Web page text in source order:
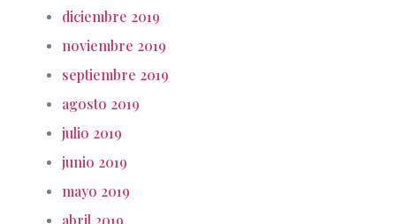
diciembre 2019
noviembre 2019
septiembre 2019
agosto 2019
julio 2019
junio 2019
mayo 2019
abril 2019